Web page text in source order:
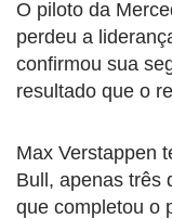
O piloto da
perdeu a
confirmou sua
resultado que o
Max Verstappen
Bull, apenas três
que completou o